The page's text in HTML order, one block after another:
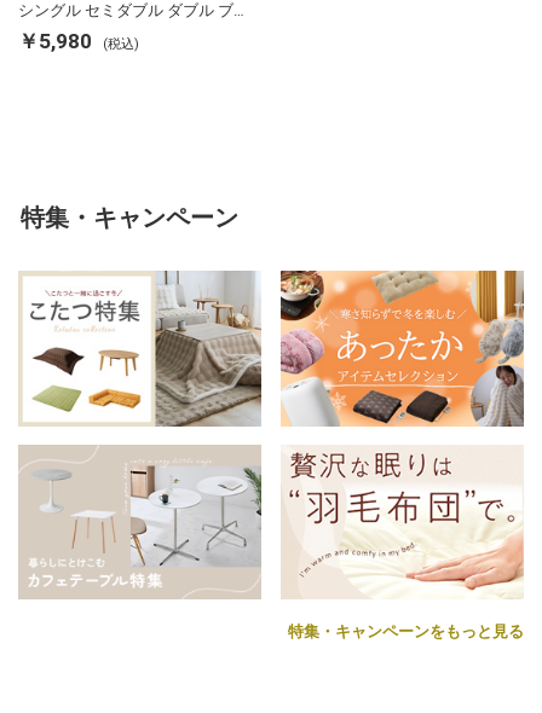
シングル セミダブル ダブル ブ
ランケット 掛け布団カバー フラ
ンネル 保温 蓄熱 吸湿 発熱 断熱
￥5,980 (税込)
特集・キャンペーン
特集・キャンペーンをもっと見る